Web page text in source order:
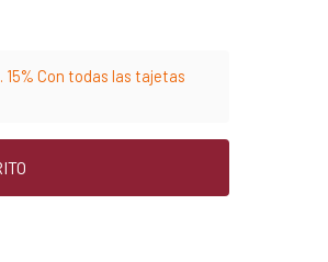
Con todas las tajetas